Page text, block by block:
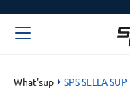
What'sup SPS SELLA